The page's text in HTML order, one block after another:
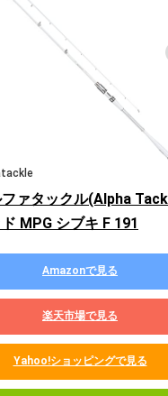
ァタックル(Alpha
ド MPG シブキ F 191
Amazonで見る
楽天市場で見る
Yahoo!ショッピングで見る